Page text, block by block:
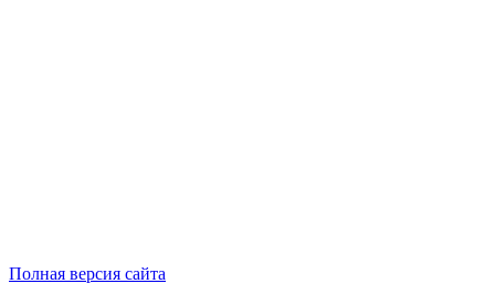
Полная версия сайта